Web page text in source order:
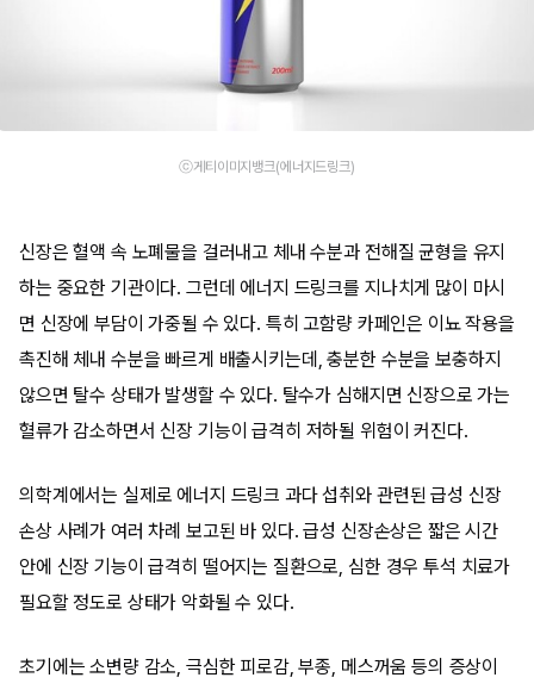
ⓒ게티이미지뱅크(에너지드링크)
신장은 혈액 속 노폐물을 걸러내고 체내 수분과 전해질 균형을 유지
하는 중요한 기관이다. 그런데 에너지 드링크를 지나치게 많이 마시
면 신장에 부담이 가중될 수 있다. 특히 고함량 카페인은 이뇨 작용을
촉진해 체내 수분을 빠르게 배출시키는데, 충분한 수분을 보충하지
않으면 탈수 상태가 발생할 수 있다. 탈수가 심해지면 신장으로 가는
혈류가 감소하면서 신장 기능이 급격히 저하될 위험이 커진다.
의학계에서는 실제로 에너지 드링크 과다 섭취와 관련된 급성 신장
손상 사례가 여러 차례 보고된 바 있다. 급성 신장손상은 짧은 시간
안에 신장 기능이 급격히 떨어지는 질환으로, 심한 경우 투석 치료가
필요할 정도로 상태가 악화될 수 있다.
초기에는 소변량 감소, 극심한 피로감, 부종, 메스꺼움 등의 증상이